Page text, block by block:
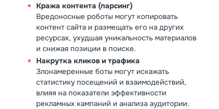
Кража контента (парсинг)
Вредоносные роботы могут копировать
контент сайта и размещать его на других
ресурсах, ухудшая уникальность материалов
и снижая позиции в поиске.
Накрутка кликов и трафика
Злонамеренные боты могут искажать
статистику посещений и взаимодействий,
влияя на показатели эффективности
рекламных кампаний и анализа аудитории.